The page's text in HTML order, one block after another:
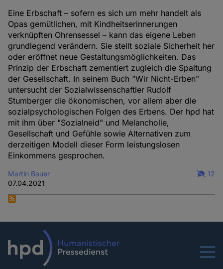
Eine Erbschaft – sofern es sich um mehr handelt als
Opas gemütlichen, mit Kindheitserinnerungen
verknüpften Ohrensessel – kann das eigene Leben
grundlegend verändern. Sie stellt soziale Sicherheit her
oder eröffnet neue Gestaltungsmöglichkeiten. Das
Prinzip der Erbschaft zementiert zugleich die Spaltung
der Gesellschaft. In seinem Buch "Wir Nicht-Erben"
untersucht der Sozialwissenschaftler Rudolf
Stumberger die ökonomischen, vor allem aber die
sozialpsychologischen Folgen des Erbens. Der hpd hat
mit ihm über "Sozialneid" und Melancholie,
Gesellschaft und Gefühle sowie Alternativen zum
derzeitigen Modell dieser Form leistungslosen
Einkommens gesprochen.
Martin Bauer
07.04.2021
12
Menu